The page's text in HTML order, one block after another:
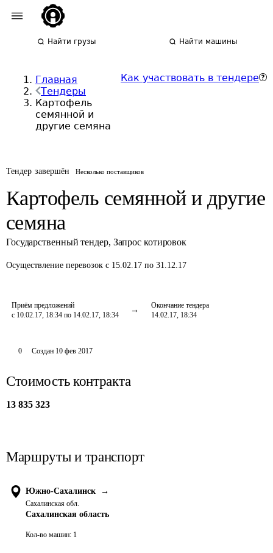
Найти грузы Найти машины
Главная
Тендеры
Картофель
семянной и
другие семяна
Как участвовать в тендере
Тендер завершён Несколько поставщиков
Картофель семянной и другие
семяна
Государственный тендер, Запрос котировок
Осуществление перевозок с 15.02.17 по 31.12.17
Приём предложений
с 10.02.17, 18:34 по 14.02.17, 18:34
Окончание тендера
14.02.17, 18:34
0 Создан 10 фев 2017
Стоимость контракта
13 835 323
Маршруты и транспорт
Южно-Сахалинск →
Сахалинская обл.
Сахалинская область
Кол-во машин: 1